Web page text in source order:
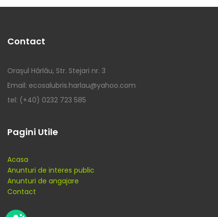
Contact
Orașul Hârlău, Str. Stejari nr. 3
Email: ecosalubris.harlau@yahoo.com
tel: (+40) 0232 723 585
Pagini Utile
Acasa
Anunturi de interes public
Anunturi de angajare
Contact